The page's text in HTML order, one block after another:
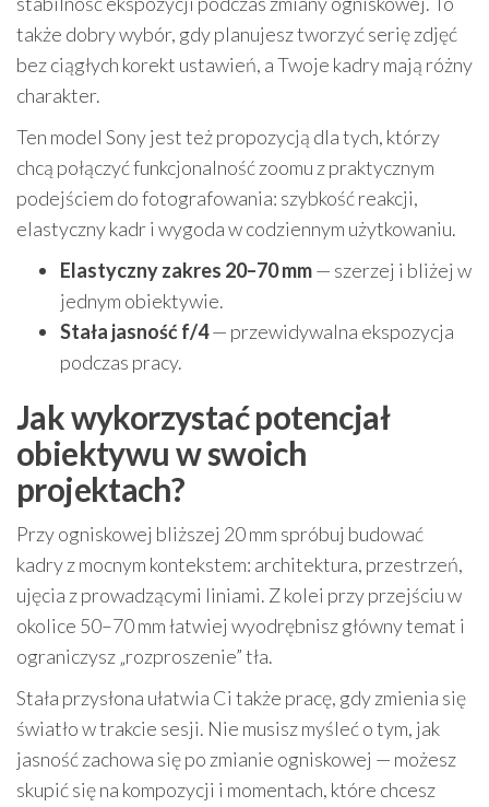
także dobry wybór, gdy planujesz tworzyć serię zdjęć
bez ciągłych korekt ustawień, a Twoje kadry mają różny
charakter.
Ten model Sony jest też propozycją dla tych, którzy
chcą połączyć funkcjonalność zoomu z praktycznym
podejściem do fotografowania: szybkość reakcji,
elastyczny kadr i wygoda w codziennym użytkowaniu.
Elastyczny zakres 20–70 mm— szerzej i bliżej w
jednym obiektywie.
Stała jasność f/4— przewidywalna ekspozycja
podczas pracy.
Jak wykorzystać potencjał
obiektywu w swoich
projektach?
Przy ogniskowej bliższej 20 mm spróbuj budować
kadry z mocnym kontekstem: architektura, przestrzeń,
ujęcia z prowadzącymi liniami. Z kolei przy przejściu w
okolice 50–70 mm łatwiej wyodrębnisz główny temat i
ograniczysz „rozproszenie” tła.
Stała przysłona ułatwia Ci także pracę, gdy zmienia się
światło w trakcie sesji. Nie musisz myśleć o tym, jak
jasność zachowa się po zmianie ogniskowej — możesz
skupić się na kompozycji i momentach, które chcesz